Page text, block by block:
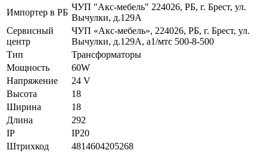
Импортер в РБ
ЧУП "Акс-мебель" 224026, РБ, г. Брест, ул.
Вычулки, д.129А
Сервисный
центр
ЧУП «Акс-мебель», 224026, РБ, г. Брест, ул.
Вычулки, д.129А, a1/мтс 500-8-500
Тип
Трансформаторы
Мощность
60W
Напряжение
24 V
Высота
18
Ширина
18
Длина
292
IP
IP20
Штрихкод
4814604205268